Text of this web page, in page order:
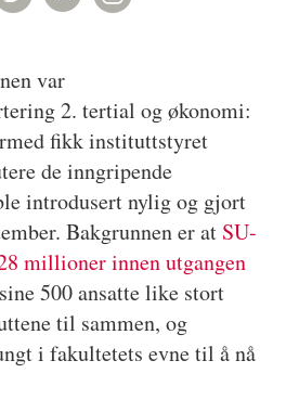
var
2. tertial og økonomi:
fikk instituttstyret
de inngripende
introdusert nylig og gjort
Bakgrunnen er at SU-
millioner innen utgangen
500 ansatte like stort
til sammen, og
i fakultetets evne til å nå